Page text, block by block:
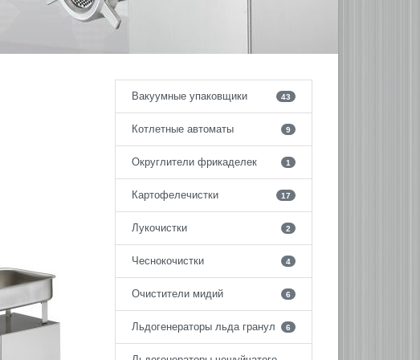
Вакуумные упаковщики 43
Котлетные автоматы 9
Округлители фрикаделек 1
Картофелечистки 17
Лукочистки 2
Чеснокочистки 4
Очистители мидий 6
Льдогенераторы льда гранул 6